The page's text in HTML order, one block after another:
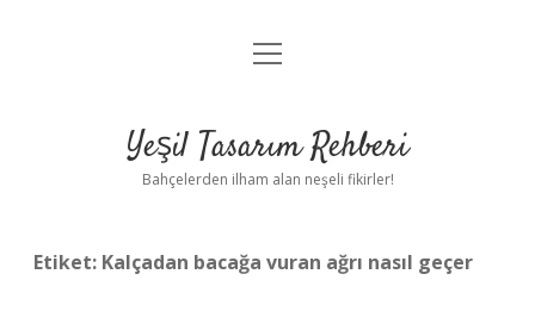
Anasayfa
Yasal Uyarı
menüyü
Yeşil Tasarım Rehberi
Bahçelerden ilham alan neşeli fikirler!
Etiket: Kalçadan bacağa vuran ağrı nasıl geçer